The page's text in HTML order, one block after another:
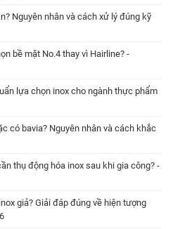
Nguyên nhân và cách xử lý đúng kỹ
bề mặt No.4 thay vì Hairline? -
lựa chọn inox cho ngành thực phẩm
có bavia? Nguyên nhân và cách khắc
thụ động hóa inox sau khi gia công? -
giả? Giải đáp đúng về hiện tượng